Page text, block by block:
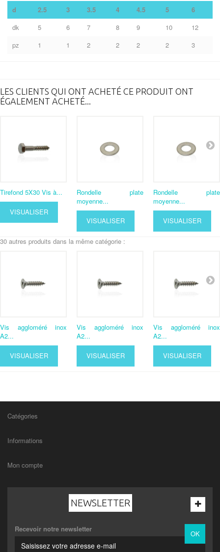
d 2.5 3 3.5 4 4.5 5
6
dk
5 6 7 8 9 10
12
pz
1 1 2 2 2 2 3
LES CLIENTS QUI ONT ACHETÉ CE PRODUIT ONT
ÉGALEMENT ACHETÉ...
Tirefond 5X30 Vis à...
VISUALISER
Rondelle plate
moyenne...
VISUALISER
Rondelle plate
moyenne...
VISUALISER
30 autres produits dans la même catégorie :
Vis aggloméré inox
A2...
VISUALISER
Vis aggloméré inox
A2...
VISUALISER
Vis aggloméré inox
A2...
VISUALISER
Catégories
Informations
Mon compte
NEWSLETTER
Recevoir notre newsletter
OK